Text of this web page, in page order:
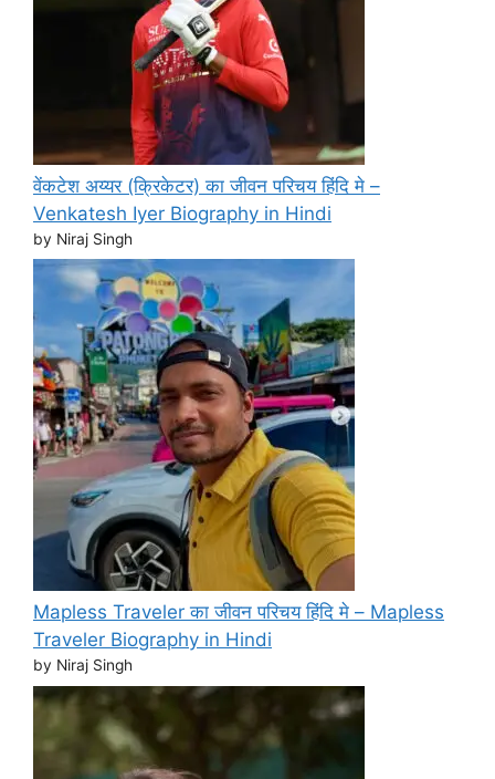
वेंकटेश अय्यर (क्रिकेटर) का जीवन परिचय हिंदि मे –
Venkatesh Iyer Biography in Hindi
by Niraj Singh
Mapless Traveler का जीवन परिचय हिंदि मे – Mapless
Traveler Biography in Hindi
by Niraj Singh